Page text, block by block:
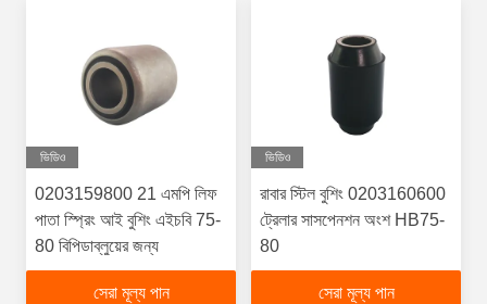
ভিডিও
0203159800 21 এমপি লিফ
পাতা স্প্রিং আই বুশিং এইচবি 75-
80 বিপিডাব্লুয়ের জন্য
সেরা মূল্য পান
ভিডিও
রাবার স্টিল বুশিং 0203160600
ট্রেলার সাসপেনশন অংশ HB75-
80
সেরা মূল্য পান